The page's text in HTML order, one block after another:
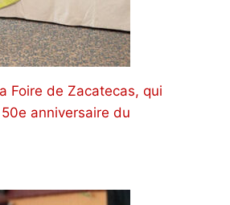
Foire de Zacatecas, qui
anniversaire du